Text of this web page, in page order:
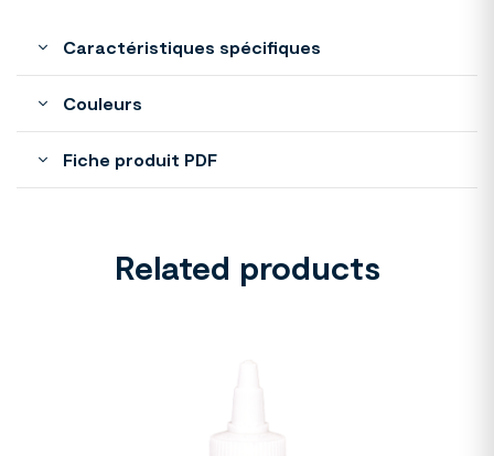
Caractéristiques spécifiques
Couleurs
Fiche produit PDF
Related products